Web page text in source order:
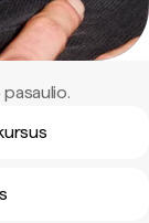
pasaulio.